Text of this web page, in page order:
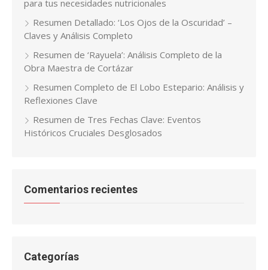
para tus necesidades nutricionales
Resumen Detallado: ‘Los Ojos de la Oscuridad’ –
Claves y Análisis Completo
Resumen de ‘Rayuela’: Análisis Completo de la
Obra Maestra de Cortázar
Resumen Completo de El Lobo Estepario: Análisis y
Reflexiones Clave
Resumen de Tres Fechas Clave: Eventos
Históricos Cruciales Desglosados
Comentarios recientes
Categorías